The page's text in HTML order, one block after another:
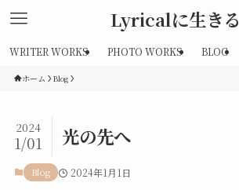
Lyricalに生きる
WRITER WORKS PHOTO WORKS BLOG
ホーム Blog
光の先へ
2024
1/01
Blog 2024年1月1日